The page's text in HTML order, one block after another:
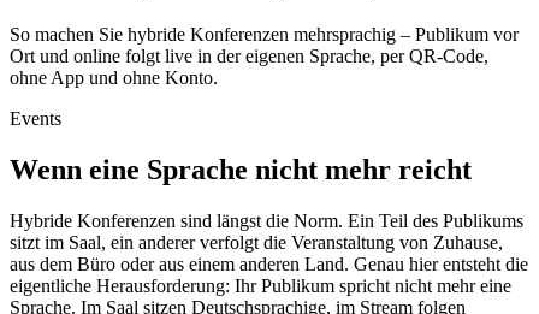
So machen Sie hybride Konferenzen mehrsprachig – Publikum vor
Ort und online folgt live in der eigenen Sprache, per QR-Code,
ohne App und ohne Konto.
Events
Wenn eine Sprache nicht mehr reicht
Hybride Konferenzen sind längst die Norm. Ein Teil des Publikums
sitzt im Saal, ein anderer verfolgt die Veranstaltung von Zuhause,
aus dem Büro oder aus einem anderen Land. Genau hier entsteht die
eigentliche Herausforderung: Ihr Publikum spricht nicht mehr eine
Sprache. Im Saal sitzen Deutschsprachige, im Stream folgen